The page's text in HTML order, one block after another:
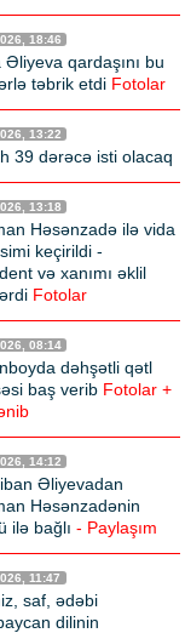
18:46
Əliyeva qardaşını bu
təbrik etdi Fotolar
13:22
39 dərəcə isti olacaq
13:18
Həsənzadə ilə vida
keçirildi -
və xanımı əklil
Fotolar
08:14
dəhşətli qətl
baş verib Fotolar +
14:12
Əliyevadan
Həsənzadənin
ilə bağlı - Paylaşım
11:47
saf, ədəbi
dilinin